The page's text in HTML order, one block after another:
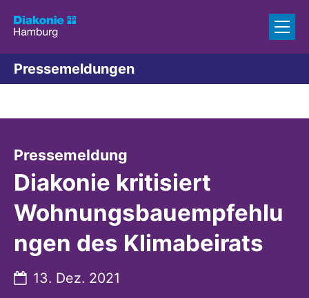
Pressemeldungen
Pressemeldung
Diakonie kritisiert
Wohnungsbauempfehlu
ngen des Klimabeirats
Datum:
13. Dez. 2021